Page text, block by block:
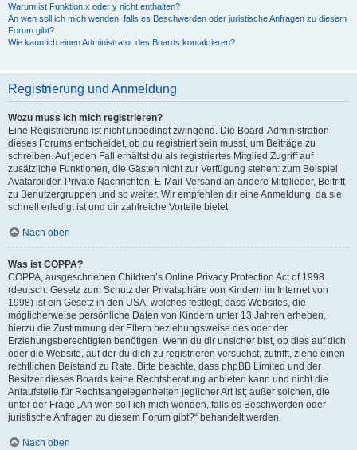
Warum ist Funktion x oder y nicht enthalten?
An wen soll ich mich wenden, falls es Beschwerden oder juristische Anfragen zu diesem
Forum gibt?
Wie kann ich einen Administrator des Boards kontaktieren?
Registrierung und Anmeldung
Wozu muss ich mich registrieren?
Eine Registrierung ist nicht unbedingt zwingend. Die Board-Administration
dieses Forums entscheidet, ob du registriert sein musst, um Beiträge zu
schreiben. Auf jeden Fall erhältst du als registriertes Mitglied Zugriff auf
zusätzliche Funktionen, die Gästen nicht zur Verfügung stehen: zum Beispiel
Avatarbilder, Private Nachrichten, E-Mail-Versand an andere Mitglieder, Beitritt
zu Benutzergruppen und so weiter. Wir empfehlen dir eine Anmeldung, da sie
schnell erledigt ist und dir zahlreiche Vorteile bietet.
Nach oben
Was ist COPPA?
COPPA, ausgeschrieben Children’s Online Privacy Protection Act of 1998
(deutsch: Gesetz zum Schutz der Privatsphäre von Kindern im Internet von
1998) ist ein Gesetz in den USA, welches festlegt, dass Websites, die
möglicherweise persönliche Daten von Kindern unter 13 Jahren erheben,
hierzu die Zustimmung der Eltern beziehungsweise des oder der
Erziehungsberechtigten benötigen. Wenn du dir unsicher bist, ob dies auf dich
oder die Website, auf der du dich zu registrieren versuchst, zutrifft, ziehe einen
rechtlichen Beistand zu Rate. Bitte beachte, dass phpBB Limited und der
Besitzer dieses Boards keine Rechtsberatung anbieten kann und nicht die
Anlaufstelle für Rechtsangelegenheiten jeglicher Art ist; außer solchen, die
unter der Frage „An wen soll ich mich wenden, falls es Beschwerden oder
juristische Anfragen zu diesem Forum gibt?“ behandelt werden.
Nach oben